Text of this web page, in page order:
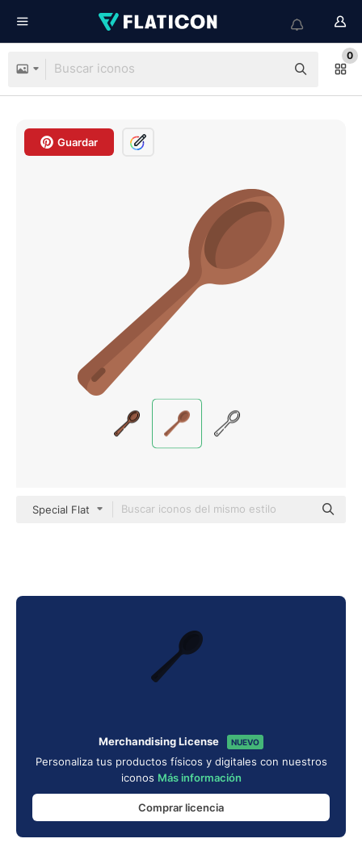
0
Guardar
Special Flat
Merchandising License NUEVO
Personaliza tus productos físicos y digitales con nuestros
iconos Más información
Comprar licencia